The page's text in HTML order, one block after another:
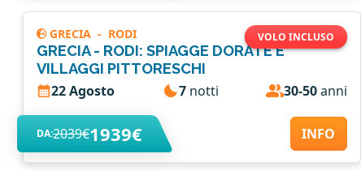
VOLO INCLUSO
GRECIA - RODI
GRECIA - RODI: SPIAGGE DORATE E
VILLAGGI PITTORESCHI
22 Agosto 7notti 30-50anni
DA:2039€1939€ INFO